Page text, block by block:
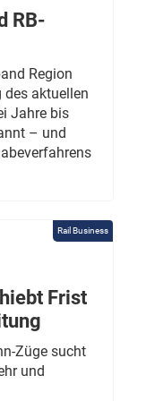
RB-
Region
des aktuellen
Jahre bis
– und
Rail Business
Frist
Züge sucht
und